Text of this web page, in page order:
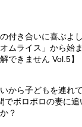
付き合いに喜ぶよ
ムライス」から始
できません Vol.5】
いから子どもを連れ
でボロボロの妻に
？